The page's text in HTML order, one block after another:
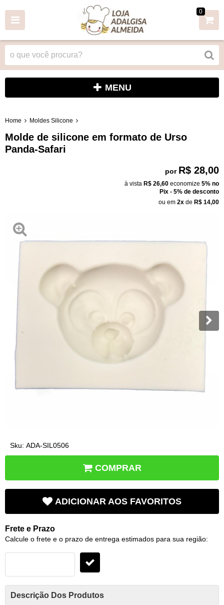
0
MENU
Home Moldes Silicone
Molde de silicone em formato de Urso
Panda-Safari
por R$ 28,00
à vista R$ 26,60 economize 5% no
Pix - 5% de desconto
ou em 2x de R$ 14,00
Sku: ADA-SIL0506
COMPRAR
ADICIONAR AOS FAVORITOS
Frete e Prazo
Calcule o frete e o prazo de entrega estimados para sua região:
Descrição Dos Produtos